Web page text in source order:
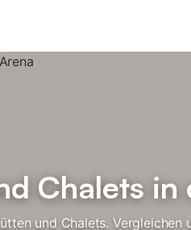
Chalets
und Chalets. Vergleichen